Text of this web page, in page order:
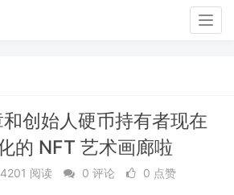
创始人硬币持有者现在
的 NFT 艺术画廊啦
阅读 0 评论 0 点赞